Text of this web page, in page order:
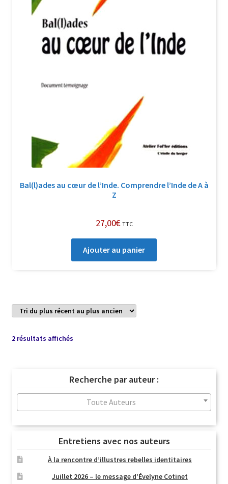
Bal(l)ades au cœur de l’Inde. Comprendre l’Inde de A à
Z
27,00€ TTC
Ajouter au panier
2 résultats affichésTrié
au
plus
ancien
Recherche par auteur :
Toute Auteurs
Entretiens avec nos auteurs
À la rencontre d’illustres rebelles identitaires
Juillet 2026 – le message d’Évelyne Cotinet